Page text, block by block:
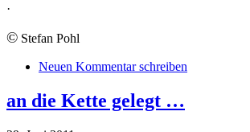
·
© Stefan Pohl
Neuen Kommentar schreiben
an die Kette gelegt …